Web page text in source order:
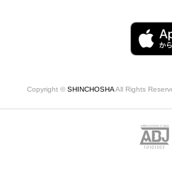
Copyright © SHINCHOSHAAll Rights